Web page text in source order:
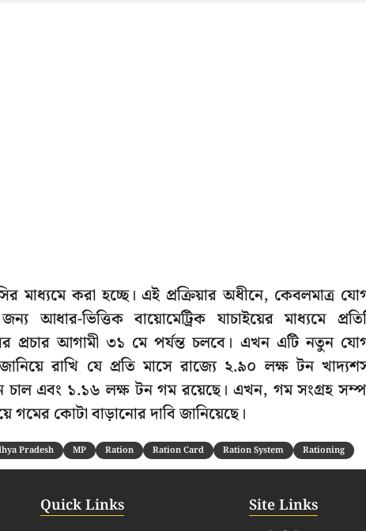
মাধ্যমে করা হচ্ছে। এই প্রক্রিয়ার অধীনে, কেবলমাত্র
আধার-ভিত্তিক বায়োমেট্রিক যাচাইয়ের মাধ্যমে
প্রচার আগামী ৩১ মে পর্যন্ত চলবে। এখন এটি নতুন
রাখি যে প্রতি মাসে রাজ্যে ২.৯০ লক্ষ টন
চাল এবং ১.১৬ লক্ষ টন গম রয়েছে। এখন, গম সংগ্রহ
গমের কোটা বাড়ানোর দাবি জানিয়েছে।
Pradesh MP Ration Ration Card Ration System Rationing
Quick Links Site Links